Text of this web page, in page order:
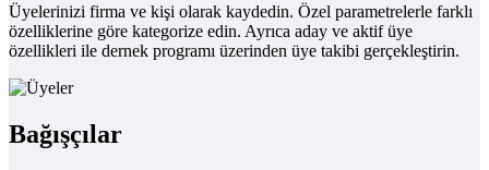
Üyelerinizi firma ve kişi olarak kaydedin. Özel parametrelerle farklı
özelliklerine göre kategorize edin. Ayrıca aday ve aktif üye
özellikleri ile dernek programı üzerinden üye takibi gerçekleştirin.
Bağışçılar